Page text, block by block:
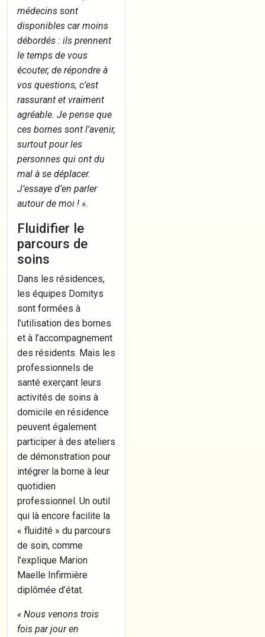
médecins sont
disponibles car moins
débordés : ils prennent
le temps de vous
écouter, de répondre à
vos questions, c’est
rassurant et vraiment
agréable. Je pense que
ces bornes sont l’avenir,
surtout pour les
personnes qui ont du
mal à se déplacer.
J’essaye d’en parler
autour de moi ! ».
Fluidifier le
parcours de
soins
Dans les résidences,
les équipes Domitys
sont formées à
l’utilisation des bornes
et à l’accompagnement
des résidents. Mais les
professionnels de
santé exerçant leurs
activités de soins à
domicile en résidence
peuvent également
participer à des ateliers
de démonstration pour
intégrer la borne à leur
quotidien
professionnel. Un outil
qui là encore facilite la
« fluidité » du parcours
de soin, comme
l’explique Marion
Maelle Infirmière
diplômée d’état.
« Nous venons trois
fois par jour en